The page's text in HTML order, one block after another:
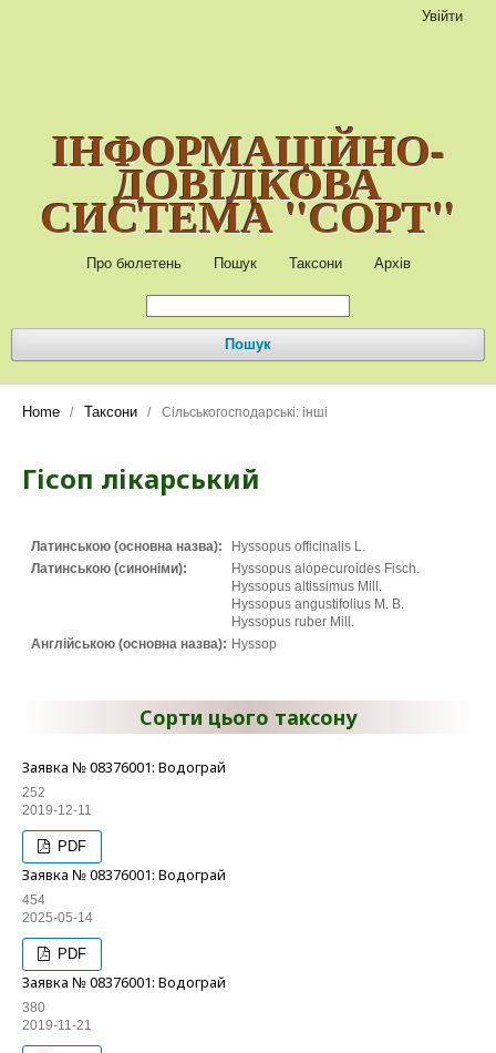
ІНФОРМАЦІЙНО-
ДОВІДКОВА
СИСТЕМА "СОРТ"
Про бюлетень Пошук Таксони Архів
Пошук
Увійти
Home / Таксони / Сільськогосподарські: інші
Гісоп лікарський
Латинською (основна назва):
Hyssopus officinalis L.
Латинською (синоніми):
Hyssopus alopecuroides Fisch.
Hyssopus altissimus Mill.
Hyssopus angustifolius M. B.
Hyssopus ruber Mill.
Англійською (основна назва): Hyssop
Сорти цього таксону
Заявка № 08376001: Водограй
252
2019-12-11
PDF
Заявка № 08376001: Водограй
454
2025-05-14
PDF
Заявка № 08376001: Водограй
380
2019-11-21